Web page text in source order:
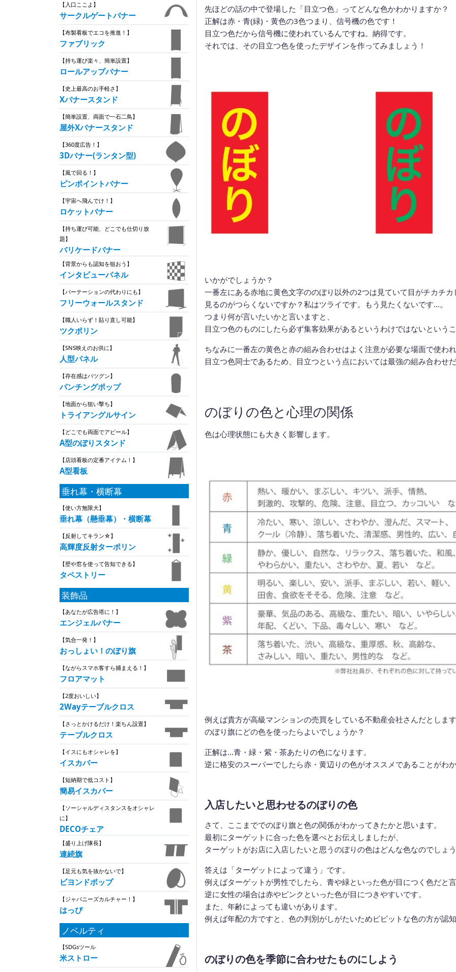
【入口ここよ】
サークルゲートバナー
【布製看板でエコを推進！】
ファブリック
【持ち運び楽々、簡単設置】
ロールアップバナー
【史上最高のお手軽さ】
Xバナースタンド
【簡単設置、両面で一石二鳥】
屋外Xバナースタンド
【360度広告！】
3Dバナー(ランタン型)
【風で回る！】
ピンポイントバナー
【宇宙へ飛んでけ！】
ロケットバナー
【持ち運び可能、どこでも仕切り放
題】
バリケードバナー
【背景からも認知を狙おう】
インタビューパネル
【パーテーションの代わりにも】
フリーウォールスタンド
【職人いらず！貼り直し可能】
ツクポリン
【SNS映えのお供に】
人型パネル
【存在感はバツグン】
パンチングポップ
【地面から狙い撃ち】
トライアングルサイン
【どこでも両面でアピール】
A型のぼりスタンド
【店頭看板の定番アイテム！】
A型看板
垂れ幕・横断幕
【使い方無限大】
垂れ幕（懸垂幕）・横断幕
【反射してキラン☆】
高輝度反射ターポリン
【壁や窓を使って告知できる】
タペストリー
装飾品
【あなたが広告塔に！】
エンジェルバナー
【気合一発！】
おっしょい！のぼり旗
【ながらスマホ客すら捕まえる！】
フロアマット
【2度おいしい】
2Wayテーブルクロス
【さっとかけるだけ！楽ちん設置】
テーブルクロス
【イスにもオシャレを】
イスカバー
【短納期で低コスト】
簡易イスカバー
【ソーシャルディスタンスをオシャレ
に】
DECOチェア
【盛り上げ隊長】
連続旗
【足元も気を抜かないで】
ビヨンドポップ
【ジャパニーズカルチャー！】
はっぴ
ノベルティ
【SDGsツール
米ストロー
先ほどの話の中で登場した「目立つ色」ってどんな色かわかりますか？
正解は赤・青(緑)・黄色の3色つまり、信号機の色です！
目立つ色だから信号機に使われているんですね。納得です。
それでは、その目立つ色を使ったデザインを作ってみましょう！
いかがでしょうか？
一番左にある赤地に黄色文字ののぼり以外の2つは見ていて目がチカチ
見るのがつらくないですか？私はツライです。もう見たくないです…。
つまり何が言いたいかと言いますと、
目立つ色のものにしたら必ず集客効果があるというわけではないという
ちなみに一番左の黄色と赤の組み合わせはよく注意が必要な場面で使わ
目立つ色同士であるため、目立つという点においては最強の組み合わせ
のぼりの色と心理の関係
色は心理状態にも大きく影響します。
例えば貴方が高級マンションの売買をしている不動産会社さんだとしま
のぼり旗にどの色を使ったらよいでしょうか？
正解は…青・緑・紫・茶あたりの色になります。
逆に格安のスーパーでしたら赤・黄辺りの色がオススメであることがわ
入店したいと思わせるのぼりの色
さて、ここまででのぼり旗と色の関係がわかってきたかと思います。
最初にターゲットに合った色を選べとお伝えしましたが、
ターゲットがお店に入店したいと思うのぼりの色はどんな色なのでしょ
答えは「ターゲットによって違う」です。
例えばターゲットが男性でしたら、青や緑といった色が目につく色だと
逆に女性の場合は赤やピンクといった色が目につきやすいです。
また、年齢によっても違いがあります。
例えば年配の方ですと、色の判別がしがたいためビビットな色の方が認
のぼりの色を季節に合わせたものにしよう